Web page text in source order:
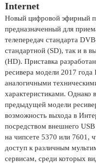
Internet
Новый цифровой эфирный
предназначенный для
телепередач стандарта
стандартной (SD), так и в
(HD). Приставка
ресивера модели 2017 года
аналогичными
характеристиками. Однако
предыдущей модели
возможность выхода в
посредством внешнего
на чипсете 5370 или 7601,
доступ к различным
сервисам, среди которых